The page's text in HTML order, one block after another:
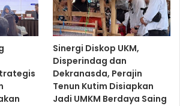
Sinergi Diskop UKM,
Disperindag dan
Dekranasda, Perajin
Tenun Kutim Disiapkan
Jadi UMKM Berdaya Saing